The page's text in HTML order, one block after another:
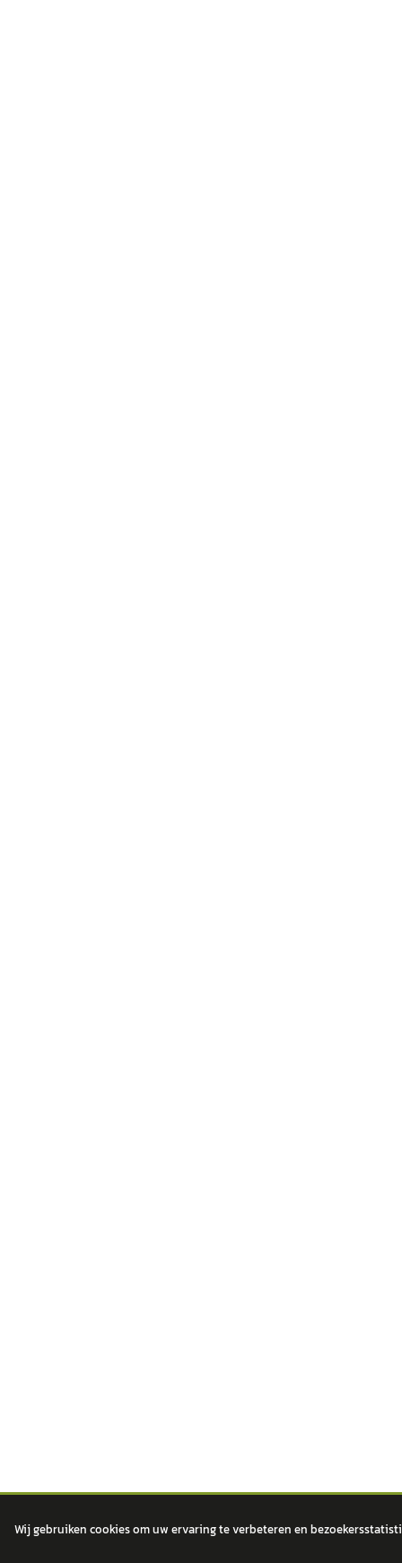
Wij gebruiken cookies om uw ervaring te verbeteren en